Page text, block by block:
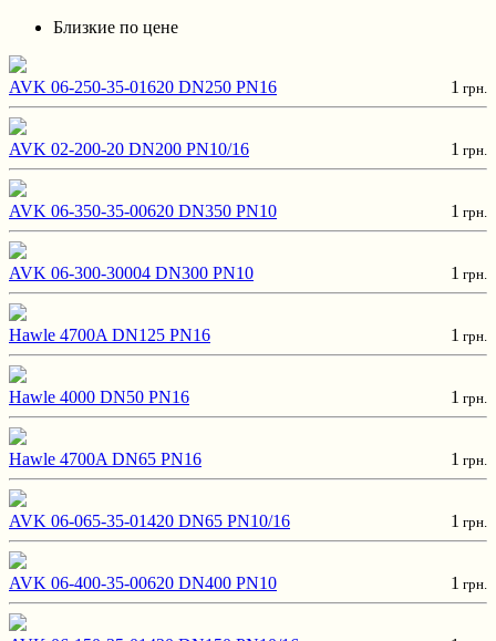
Близкие по цене
AVK 06-250-35-01620 DN250 PN16 1 грн.
AVK 02-200-20 DN200 PN10/16 1 грн.
AVK 06-350-35-00620 DN350 PN10 1 грн.
AVK 06-300-30004 DN300 PN10 1 грн.
Hawle 4700A DN125 PN16 1 грн.
Hawle 4000 DN50 PN16 1 грн.
Hawle 4700A DN65 PN16 1 грн.
AVK 06-065-35-01420 DN65 PN10/16 1 грн.
AVK 06-400-35-00620 DN400 PN10 1 грн.